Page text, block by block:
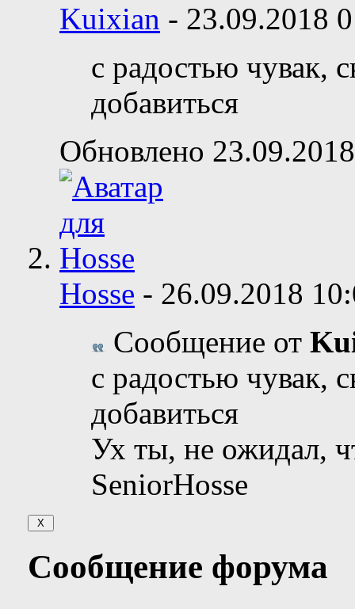
Kuixian - 23.09.2018
с радостью чувак,
добавиться
Обновлено
Hosse - 26.09.2018
Сообщение от
с радостью чувак,
добавиться
Ух ты, не ожидал,
SeniorHosse
Сообщение форума